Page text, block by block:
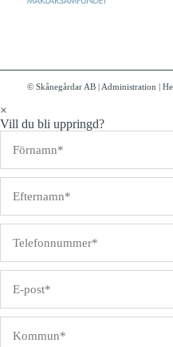
© Skånegårdar AB | Administration |
×
Vill du bli uppringd?